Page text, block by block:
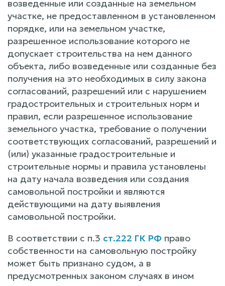
возведенные или созданные на земельном
участке, не предоставленном в установленном
порядке, или на земельном участке,
разрешенное использование которого не
допускает строительства на нем данного
объекта, либо возведенные или созданные без
получения на это необходимых в силу закона
согласований, разрешений или с нарушением
градостроительных и строительных норм и
правил, если разрешенное использование
земельного участка, требование о получении
соответствующих согласований, разрешений и
(или) указанные градостроительные и
строительные нормы и правила установлены
на дату начала возведения или создания
самовольной постройки и являются
действующими на дату выявления
самовольной постройки.
В соответствии с п.3 ст.222 ГК РФ право
собственности на самовольную постройку
может быть признано судом, а в
предусмотренных законом случаях в ином